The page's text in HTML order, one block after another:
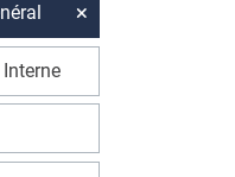
Interne